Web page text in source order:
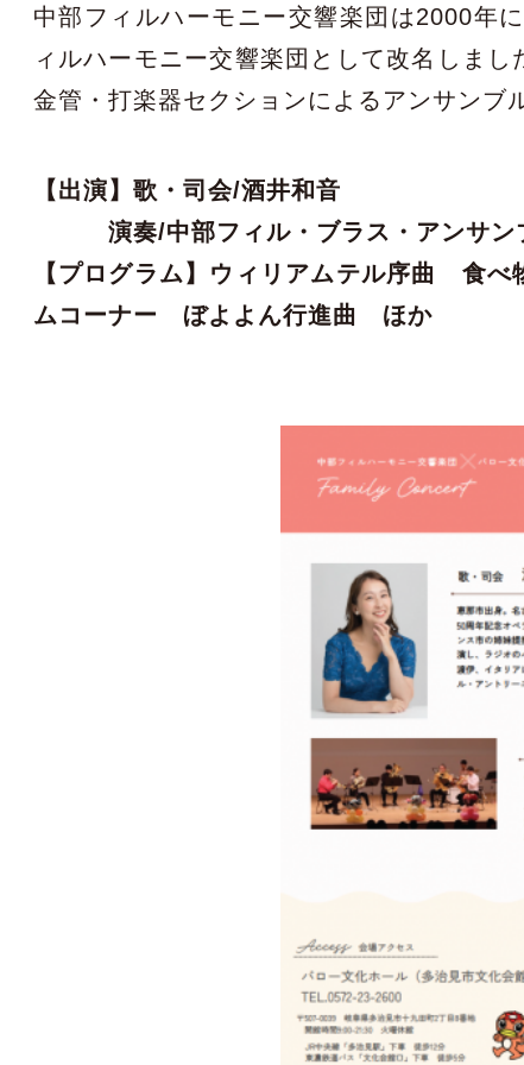
中部フィルハーモニー交響楽団は2000年
ィルハーモニー交響楽団として改名しま
金管・打楽器セクションによるアンサンブ
【出演】歌・司会/酒井和音
演奏/中部フィル・ブラス・アンサン
【プログラム】ウィリアムテル序曲 食
ムコーナー ぼよよん行進曲 ほか